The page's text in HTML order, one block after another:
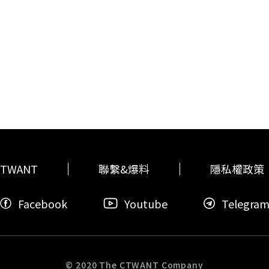
聯繫&爆料 隱私權政策
Facebook Youtube Telegram
© 2020 The CTWANT Company